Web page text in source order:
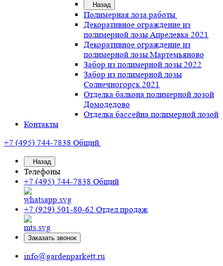
Назад
Полимерная лоза работы
Декоративное ограждение из
полимерной лозы Апрелевка 2021
Декоративное ограждение из
полимерной лозы Мартемьяново
Забор из полимерной лозы 2022
Забор из полимерной лозы
Солнечногорск 2021
Отделка балкона полимерной лозой
Домодедово
Отделка бассейна полимерной лозой
Контакты
+7 (495) 744-7838 Общий
Назад
Телефоны
+7 (495) 744-7838 Общий
+7 (929) 501-80-62 Отдел продаж
Заказать звонок
info@gardenparkett.ru